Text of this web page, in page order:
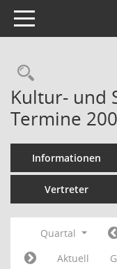
Toggle navigation
Kultur- und
Termine
Informationen
Vertreter
Quartal
Aktuell